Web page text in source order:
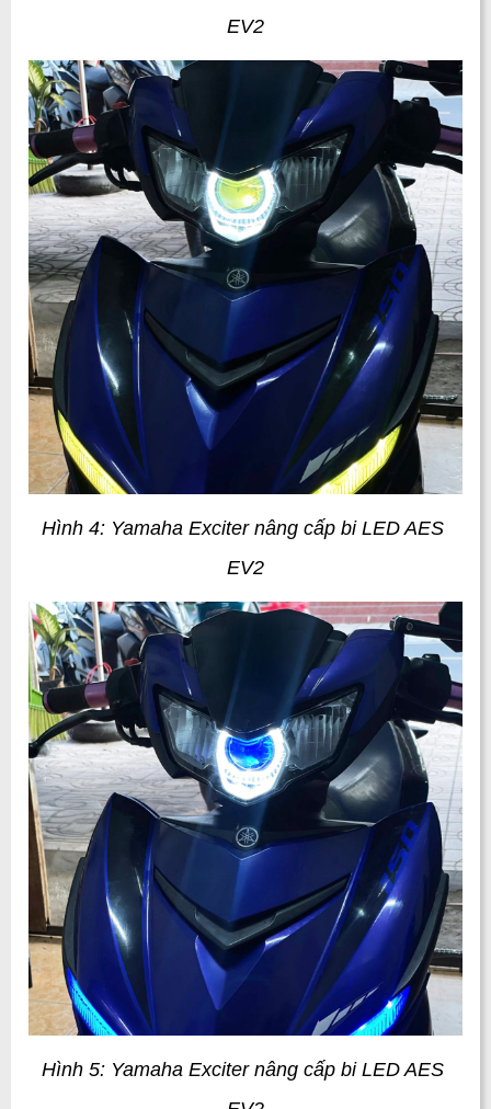
EV2
Hình 4: Yamaha Exciter nâng cấp bi LED AES
EV2
Hình 5: Yamaha Exciter nâng cấp bi LED AES